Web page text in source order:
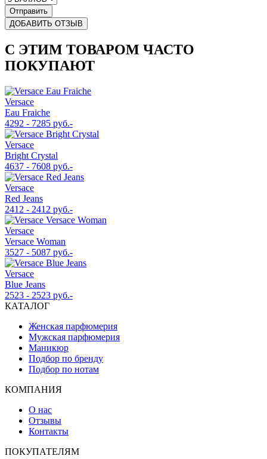
Отправить
ДОБАВИТЬ ОТЗЫВ
С ЭТИМ ТОВАРОМ ЧАСТО
ПОКУПАЮТ
Versace
Eau Fraiche
4292 - 7285 руб.-
Versace
Bright Crystal
4637 - 7608 руб.-
Versace
Red Jeans
2412 - 2412 руб.-
Versace
Versace Woman
3527 - 5087 руб.-
Versace
Blue Jeans
2523 - 2523 руб.-
КАТАЛОГ
Женская парфюмерия
Мужская парфюмерия
Маникюр
Подбор по бренду
Подбор по нотам
КОМПАНИЯ
О нас
Отзывы
Контакты
ПОКУПАТЕЛЯМ